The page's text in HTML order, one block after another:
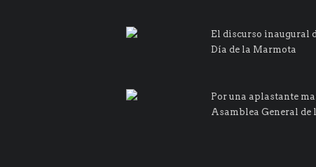
El discurso inaugural
Día de la Marmota
Por una aplastante
Asamblea General de